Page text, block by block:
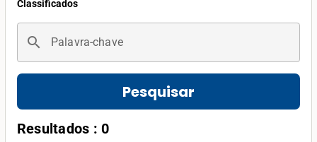
Classificados
search Palavra-chave
Pesquisar
Resultados : 0